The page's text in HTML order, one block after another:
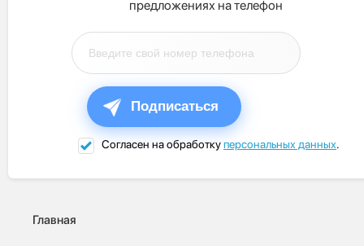
предложениях на телефон
Подписаться
Согласен на обработкуперсональных данных.
Главная